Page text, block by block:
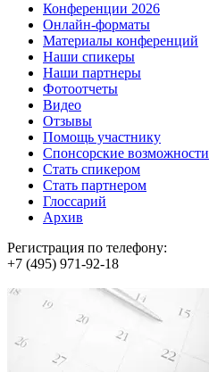
Конференции 2026
Онлайн-форматы
Материалы конференций
Наши спикеры
Наши партнеры
Фотоотчеты
Видео
Отзывы
Помощь участнику
Спонсорские возможности
Стать спикером
Стать партнером
Глоссарий
Архив
Регистрация по телефону:
+7 (495) 971-92-18